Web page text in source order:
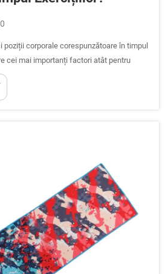
poziții corporale corespunzătoare în timpul
cei mai importanți factori atât pentru
prevenirea leziunilor. Indiferent dacă
vinyasa încălzit sau orice altă formă de